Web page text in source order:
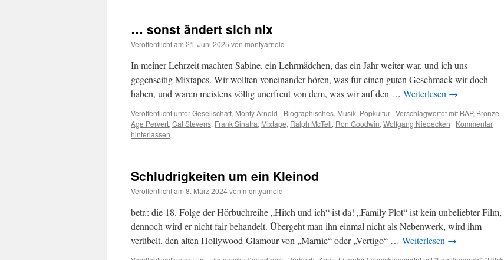
… sonst ändert sich nix
Veröffentlicht am 21. Juni 2025 von montyarnold
In meiner Lehrzeit machten Sabine, ein Lehrmädchen, das ein Jahr weiter war, und ich uns
gegenseitig Mixtapes. Wir wollten voneinander hören, was für einen guten Geschmack wir doch
haben, und waren meistens völlig unerfreut von dem, was wir auf den … Weiterlesen →
Veröffentlicht unterGesellschaft, Monty Arnold - Biographisches, Musik, Popkultur | Verschlagwortet mit BAP, Bronze
Age Pervert, Cat Stevens, Frank Sinatra, Mixtape, Ralph McTell, Ron Goodwin, Wolfgang Niedecken | Kommentar
hinterlassen
Schludrigkeiten um ein Kleinod
Veröffentlicht am 8. März 2024von montyarnold
betr.: die 18. Folge der Hörbuchreihe „Hitch und ich“ ist da! „Family Plot“ ist kein unbeliebter Film,
dennoch wird er nicht fair behandelt. Übergeht man ihn einmal nicht als Nebenwerk, wird ihm
verübelt, den alten Hollywood-Glamour von „Marnie“ oder „Vertigo“ … Weiterlesen →